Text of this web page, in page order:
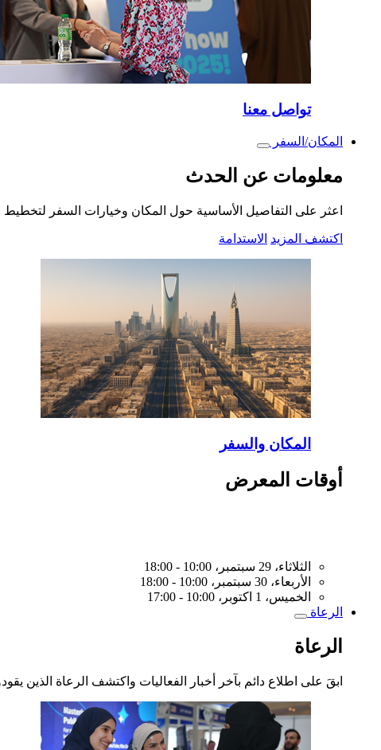
تواصل معنا
المكان/السفر
Toggle
معلومات عن الحدث
اعثر على التفاصيل الأساسية حول المكان وخيارات السفر
اكتشف المزيد الاستدامة
المكان والسفر
أوقات المعرض
الثلاثاء، 29 سبتمبر، 10:00 - 18:00
الأربعاء، 30 سبتمبر، 10:00 - 18:00
الخميس، 1 اكتوبر، 10:00 - 17:00
الرعاة
Toggle
الرعاة
ابقَ على اطلاع دائم بآخر أخبار الفعاليات واكتشف الرعاة الذين